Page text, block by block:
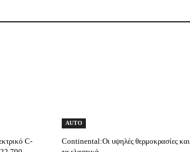
C-
AUTO
Continental:Οι υψηλές θερμοκρασίες και